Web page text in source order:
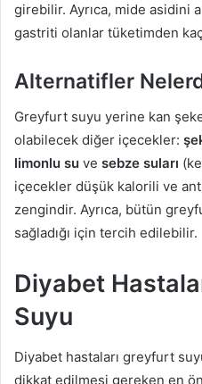
girebilir. Ayrıca, mide asidini
gastriti olanlar tüketimden
Alternatifler
Greyfurt suyu yerine kan
olabilecek diğer içecekler:
limonlu su ve sebze suları
içecekler düşük kalorili ve
zengindir. Ayrıca, bütün
sağladığı için tercih edilebilir.
Diyabet
Suyu
Diyabet hastaları greyfurt
dikkat edilmesi gereken en